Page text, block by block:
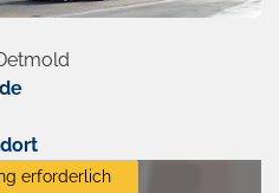
erforderlich